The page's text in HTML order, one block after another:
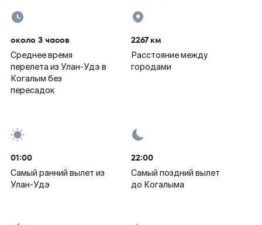
около 3 часов
Среднее время
перелета из Улан-Удэ в
Когалым без
пересадок
2267 км
Расстояние между
городами
01:00
Самый ранний вылет из
Улан-Удэ
22:00
Самый поздний вылет
до Когалыма